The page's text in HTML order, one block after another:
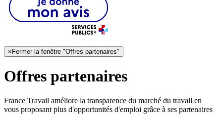
× Fermer la fenêtre "Offres partenaires"
Offres partenaires
France Travail améliore la transparence du marché du travail en
vous proposant plus d'opportunités d'emploi grâce à ses partenaires